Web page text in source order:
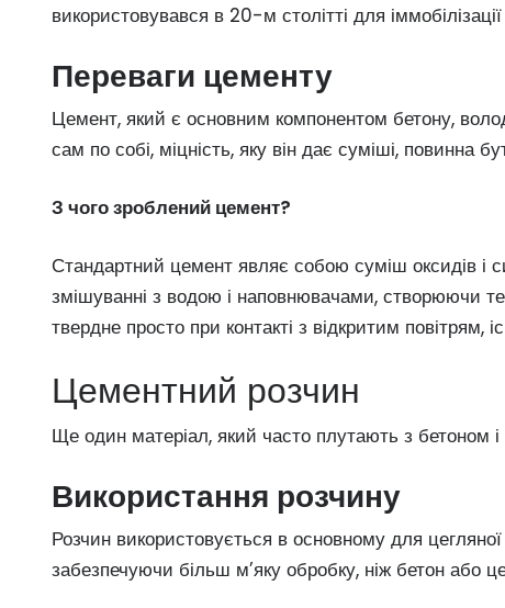
використовувався в 20-м столітті для
Переваги цементу
Цемент, який є основним компонентом бетону,
сам по собі, міцність, яку він дає суміші, повинна
З чого зроблений цемент?
Стандартний цемент являє собою суміш оксидів і
змішуванні з водою і наповнювачами, створюючи
твердне просто при контакті з відкритим повітрям,
Цементний розчин
Ще один матеріал, який часто плутають з бетоном
Використання розчину
Розчин використовується в основному для
забезпечуючи більш м’яку обробку, ніж бетон або